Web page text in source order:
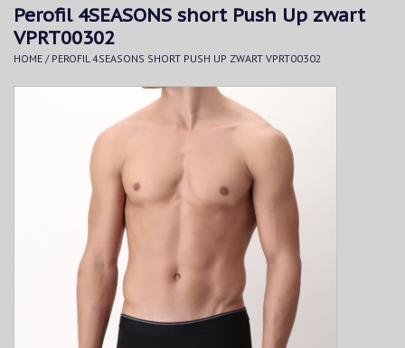
Accessoires
Perofil 4SEASONS short Push Up zwart
VPRT00302
HOME / PEROFIL 4SEASONS SHORT PUSH UP ZWART VPRT00302